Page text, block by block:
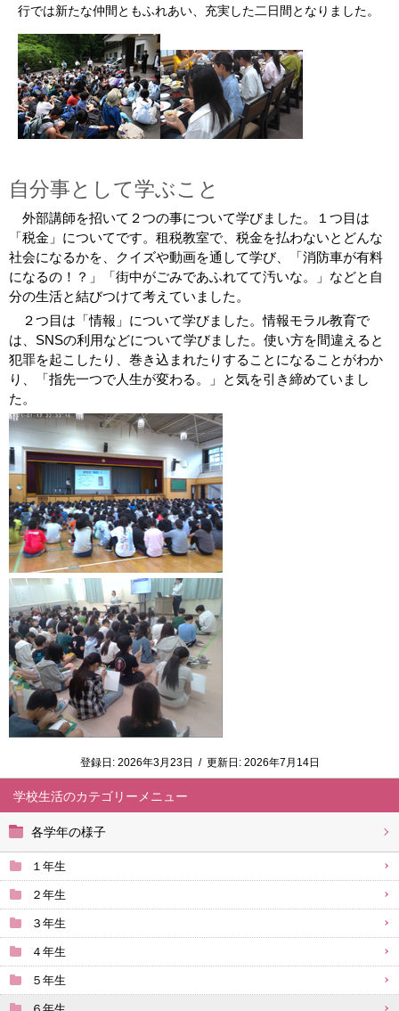
学校生活
各学年の様子
１年生
２年生
３年生
４年生
５年生
行では新たな仲間ともふれあい、充実した二日間となりました。
自分事として学ぶこと
外部講師を招いて２つの事について学びました。１つ目は
「税金」についてです。租税教室で、税金を払わないとどんな
社会になるかを、クイズや動画を通して学び、「消防車が有料
になるの！？」「街中がごみであふれてて汚いな。」などと自
分の生活と結びつけて考えていました。
２つ目は「情報」について学びました。情報モラル教育で
は、SNSの利用などについて学びました。使い方を間違えると
犯罪を起こしたり、巻き込まれたりすることになることがわか
り、「指先一つで人生が変わる。」と気を引き締めていまし
た。
登録日: 2026年3月23日 / 更新日: 2026年7月14日